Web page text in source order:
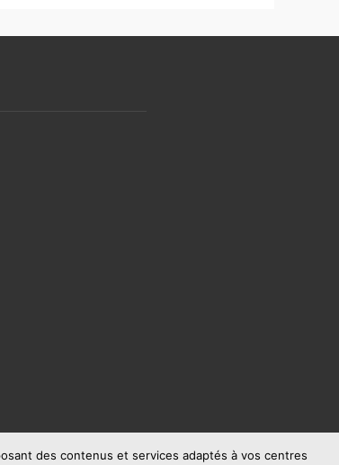
des contenus et services adaptés à vos centres